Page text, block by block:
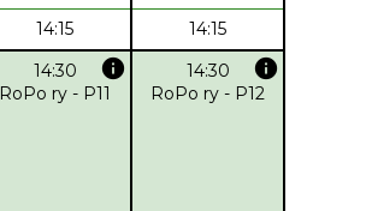
14:15
14:15
14:30 info
RoPo ry - P11
14:30 info
RoPo ry - P12